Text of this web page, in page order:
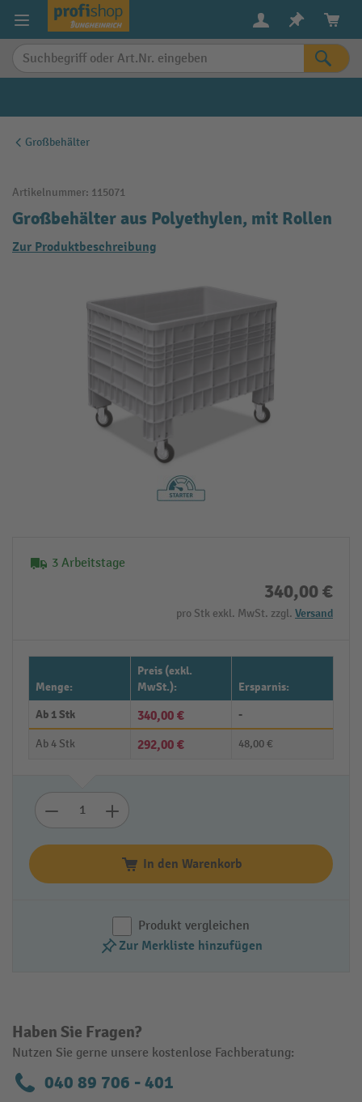
springen
Großbehälter
Artikelnummer: 115071
Großbehälter aus Polyethylen, mit Rollen
Zur Produktbeschreibung
3 Arbeitstage
340,00 €
pro Stk exkl. MwSt. zzgl. Versand
Menge:
Preis (exkl.
MwSt.):
Ersparnis:
Ab 1 Stk 340,00 € -
Ab 4 Stk 292,00 € 48,00 €
In den Warenkorb
Produkt vergleichen
Zur Merkliste hinzufügen
Haben Sie Fragen?
Nutzen Sie gerne unsere kostenlose Fachberatung:
040 89 706 - 401